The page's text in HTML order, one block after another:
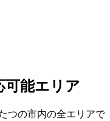
可能エリア
つの市内の全エリアで